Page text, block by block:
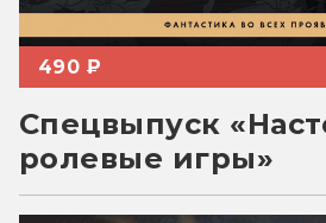
490 ₽
Спецвыпуск
ролевые игры»